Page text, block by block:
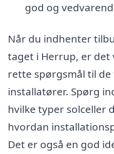
god og
Når du indhenter
taget i Herrup, er det
rette spørgsmål til de
installatører. Spørg
hvilke typer solceller
hvordan
Det er også en god